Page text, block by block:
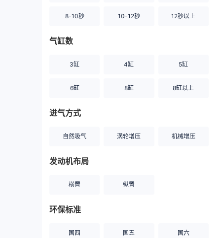
8-10秒 10-12秒 12秒以上
气缸数
3缸 4缸 5缸
6缸 8缸 8缸以上
进气方式
自然吸气 涡轮增压 机械增压
发动机布局
横置 纵置
环保标准
国四 国五 国六